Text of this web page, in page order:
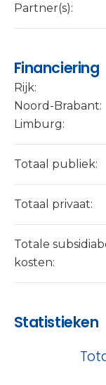
Partner(s):
Financiering
Rijk:
Noord-Brabant:
Limburg:
Totaal publiek:
Totaal privaat:
Totale
kosten:
Statistieken